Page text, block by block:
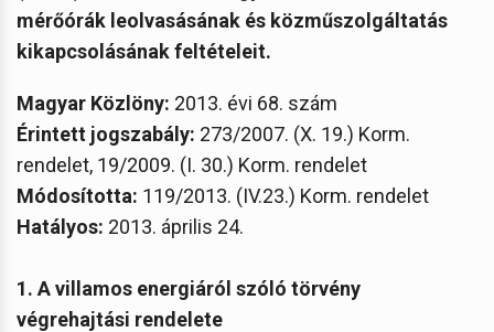
mérőórák leolvasásának és közműszolgáltatás
kikapcsolásának feltételeit.
Magyar Közlöny: 2013. évi 68. szám
Érintett jogszabály: 273/2007. (X. 19.) Korm.
rendelet, 19/2009. (I. 30.) Korm. rendelet
Módosította: 119/2013. (IV.23.) Korm. rendelet
Hatályos: 2013. április 24.
1. A villamos energiáról szóló törvény
végrehajtási rendelete